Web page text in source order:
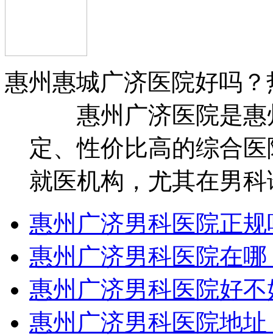
惠州惠城广济医院好吗？
惠州广济医院是惠
定、性价比高的综合
就医机构，尤其在男
惠州广济男科医院正
惠州广济男科医院在
惠州广济男科医院好
惠州广济男科医院地